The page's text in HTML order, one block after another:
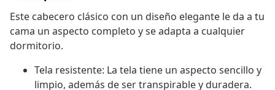
Este cabecero clásico con un diseño elegante le da a tu
cama un aspecto completo y se adapta a cualquier
dormitorio.
Tela resistente: La tela tiene un aspecto sencillo y
limpio, además de ser transpirable y duradera.